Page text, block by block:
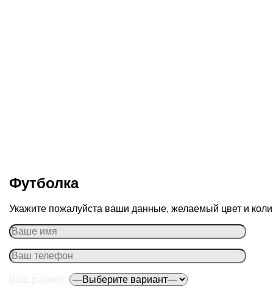
Футболка
Укажите пожалуйста ваши данные, желаемый цвет и